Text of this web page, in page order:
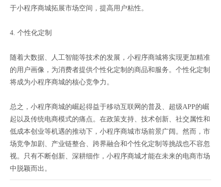
于小程序商城拓展市场空间，提高用户粘性。
4. 个性化定制
随着大数据、人工智能等技术的发展，小程序商城将实现更加精准
的用户画像，为消费者提供个性化定制的商品和服务。个性化定制
将成为小程序商城的核心竞争力。
总之，小程序商城的崛起得益于移动互联网的普及、超级APP的崛
起以及传统电商模式的痛点。在政策支持、技术创新、社交属性和
低成本创业等机遇的推动下，小程序商城市场前景广阔。然而，市
场竞争加剧、产业链整合、跨界融合和个性化定制等挑战也不容忽
视。只有不断创新、深耕细作，小程序商城才能在未来的电商市场
中脱颖而出。